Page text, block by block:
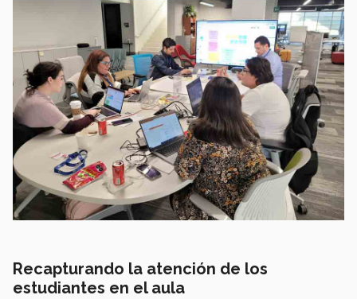
Recapturando la atención de los
estudiantes en el aula